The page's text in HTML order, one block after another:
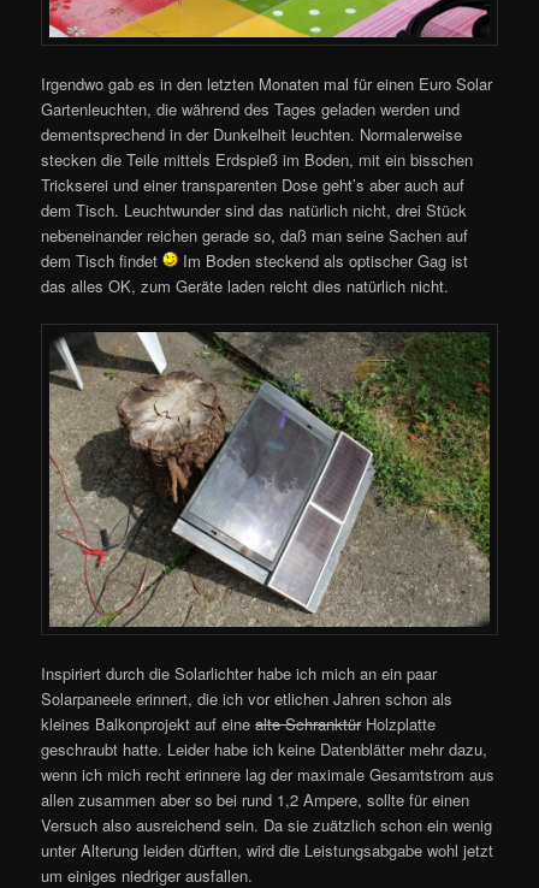
Irgendwo gab es in den letzten Monaten mal für einen Euro Solar
Gartenleuchten, die während des Tages geladen werden und
dementsprechend in der Dunkelheit leuchten. Normalerweise
stecken die Teile mittels Erdspieß im Boden, mit ein bisschen
Trickserei und einer transparenten Dose geht’s aber auch auf
dem Tisch. Leuchtwunder sind das natürlich nicht, drei Stück
nebeneinander reichen gerade so, daß man seine Sachen auf
dem Tisch findet
Im Boden steckend als optischer Gag ist
das alles OK, zum Geräte laden reicht dies natürlich nicht.
Inspiriert durch die Solarlichter habe ich mich an ein paar
Solarpaneele erinnert, die ich vor etlichen Jahren schon als
kleines Balkonprojekt auf einealte SchranktürHolzplatte
geschraubt hatte. Leider habe ich keine Datenblätter mehr dazu,
wenn ich mich recht erinnere lag der maximale Gesamtstrom aus
allen zusammen aber so bei rund 1,2 Ampere, sollte für einen
Versuch also ausreichend sein. Da sie zuätzlich schon ein wenig
unter Alterung leiden dürften, wird die Leistungsabgabe wohl jetzt
um einiges niedriger ausfallen.